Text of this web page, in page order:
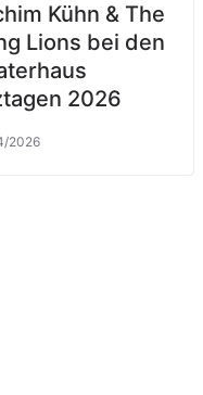
Kühn & The
Lions bei den
2026
2026